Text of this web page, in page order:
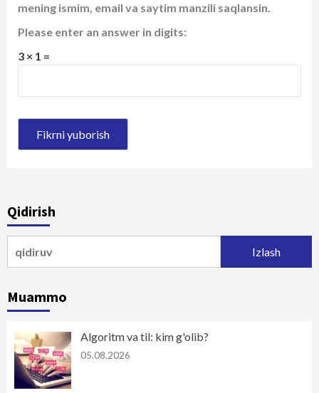
mening ismim, email va saytim manzili saqlansin.
Please enter an answer in digits:
3 × 1 =
Qidirish
Muammo
Algoritm va til: kim g'olib?
05.08.2026